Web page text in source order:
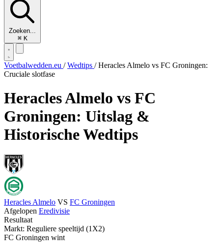
Zoeken...
⌘ K
Voetbalwedden.eu / Wedtips / Heracles Almelo vs FC Groningen:
Cruciale slotfase
Heracles Almelo vs FC
Groningen: Uitslag &
Historische Wedtips
Heracles Almelo VS FC Groningen
Afgelopen Eredivisie
Resultaat
Markt: Reguliere speeltijd (1X2)
FC Groningen wint